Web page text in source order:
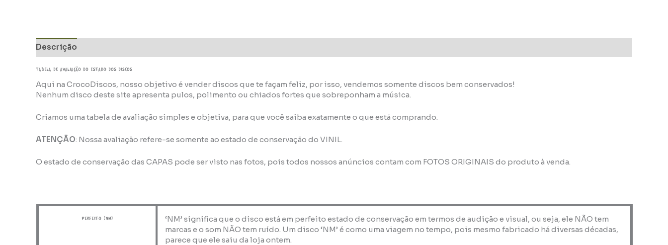
Descrição
TABELA DE AVALIAÇÃo do estado dos discos
Aqui na CrocoDiscos, nosso objetivo é vender discos que te façam feliz, por isso, vendemos somente discos bem conservados!
Nenhum disco deste site apresenta pulos, polimento ou chiados fortes que sobreponham a música.
Criamos uma tabela de avaliação simples e objetiva, para que você saiba exatamente o que está comprando.
ATENÇÃO: Nossa avaliação refere-se somente ao estado de conservação do VINIL.
O estado de conservação das CAPAS pode ser visto nas fotos, pois todos nossos anúncios contam com FOTOS ORIGINAIS do produto à venda.
perfeito (NM)
‘NM’ significa que o disco está em perfeito estado de conservação em termos de audição e visual, ou seja, ele NÃO tem
marcas e o som NÃO tem ruído. Um disco ‘NM’ é como uma viagem no tempo, pois mesmo fabricado há diversas décadas,
parece que ele saiu da loja ontem.